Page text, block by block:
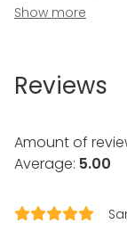
Wi-Fi
In the venue
Swimming
Outdoor area
Can play
Show more
Reviews
Amount of
Average: 5.00